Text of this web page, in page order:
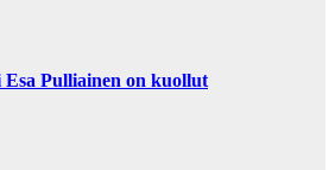
Pulliainen on kuollut